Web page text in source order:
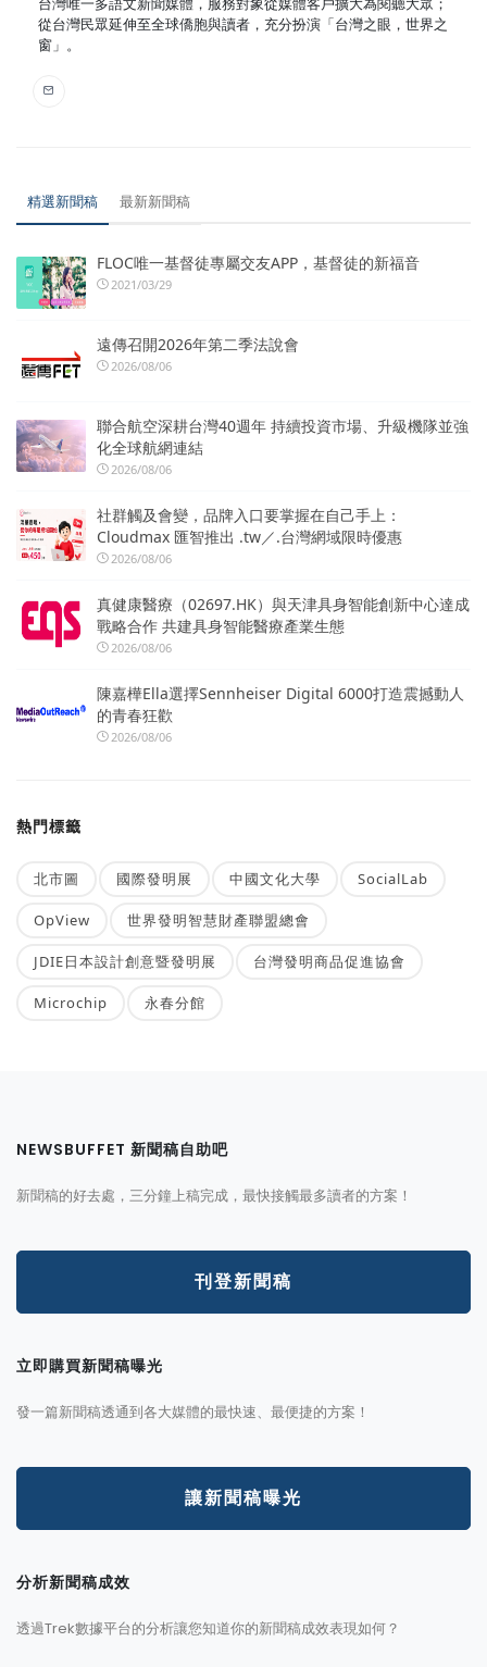
從台灣民眾延伸至全球僑胞與讀者，充分扮演「台灣之眼，世界之
窗」。
精選新聞稿 最新新聞稿
FLOC唯一基督徒專屬交友APP，基督徒的新福音
2021/03/29
遠傳召開2026年第二季法說會
2026/08/06
聯合航空深耕台灣40週年 持續投資市場、升級機隊並強
化全球航網連結
2026/08/06
社群觸及會變，品牌入口要掌握在自己手上：
Cloudmax 匯智推出 .tw／.台灣網域限時優惠
2026/08/06
真健康醫療（02697.HK）與天津具身智能創新中心達成
戰略合作 共建具身智能醫療產業生態
2026/08/06
陳嘉樺Ella選擇Sennheiser Digital 6000打造震撼動人
的青春狂歡
2026/08/06
熱門標籤
北市圖 國際發明展 中國文化大學 SocialLab
OpView 世界發明智慧財產聯盟總會
JDIE日本設計創意暨發明展 台灣發明商品促進協會
Microchip 永春分館
NEWSBUFFET 新聞稿自助吧
新聞稿的好去處，三分鐘上稿完成，最快接觸最多讀者的方案！
刊登新聞稿
立即購買新聞稿曝光
發一篇新聞稿透通到各大媒體的最快速、最便捷的方案！
讓新聞稿曝光
分析新聞稿成效
透過Trek數據平台的分析讓您知道你的新聞稿成效表現如何？